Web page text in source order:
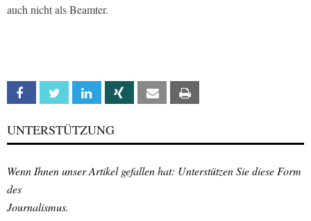
auch nicht als Beamter.
Facebook Twitter Linkedin Xing Email
UNTERSTÜTZUNG
Wenn Ihnen unser Artikel gefallen hat: Unterstützen Sie diese Form
des
Journalismus.